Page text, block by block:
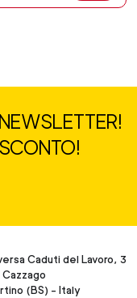
Caduti del Lavoro, 3
(BS) - Italy